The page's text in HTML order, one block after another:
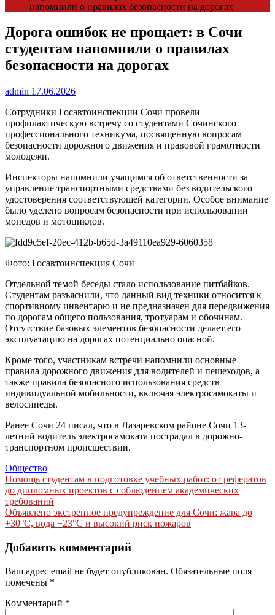
напомнили о правилах безопасности на дорогах
Дорога ошибок не прощает: в Сочи
студентам напомнили о правилах
безопасности на дорогах
admin 17.06.2026
Сотрудники Госавтоинспекции Сочи провели
профилактическую встречу со студентами Сочинского
профессионального техникума, посвященную вопросам
безопасности дорожного движения и правовой грамотности
молодежи.
Инспекторы напомнили учащимся об ответственности за
управление транспортными средствами без водительского
удостоверения соответствующей категории. Особое внимание
было уделено вопросам безопасности при использовании
мопедов и мотоциклов.
Фото: Госавтоинспекция Сочи
Отдельной темой беседы стало использование питбайков.
Студентам разъяснили, что данный вид техники относится к
спортивному инвентарю и не предназначен для передвижения
по дорогам общего пользования, тротуарам и обочинам.
Отсутствие базовых элементов безопасности делает его
эксплуатацию на дорогах потенциально опасной.
Кроме того, участникам встречи напомнили основные
правила дорожного движения для водителей и пешеходов, а
также правила безопасного использования средств
индивидуальной мобильности, включая электросамокаты и
велосипеды.
Ранее Сочи 24 писал, что в Лазаревском районе Сочи 13-
летний водитель электросамоката пострадал в дорожно-
транспортном происшествии.
Общество
Навигация
по
записям
Помощь студентам в подготовке учебных работ: от рефератов
до дипломных проектов с соблюдением академических
требований
Объявлено экстренное предупреждение для Сочи: жара до
+30°C, вода +23°C и высокий риск пожаров
Добавить комментарий
Ваш адрес email не будет опубликован. Обязательные поля
помечены *
Комментарий *